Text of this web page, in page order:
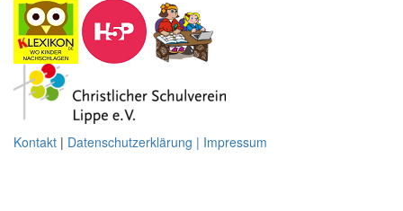
Kontakt | Datenschutzerklärung | Impressum